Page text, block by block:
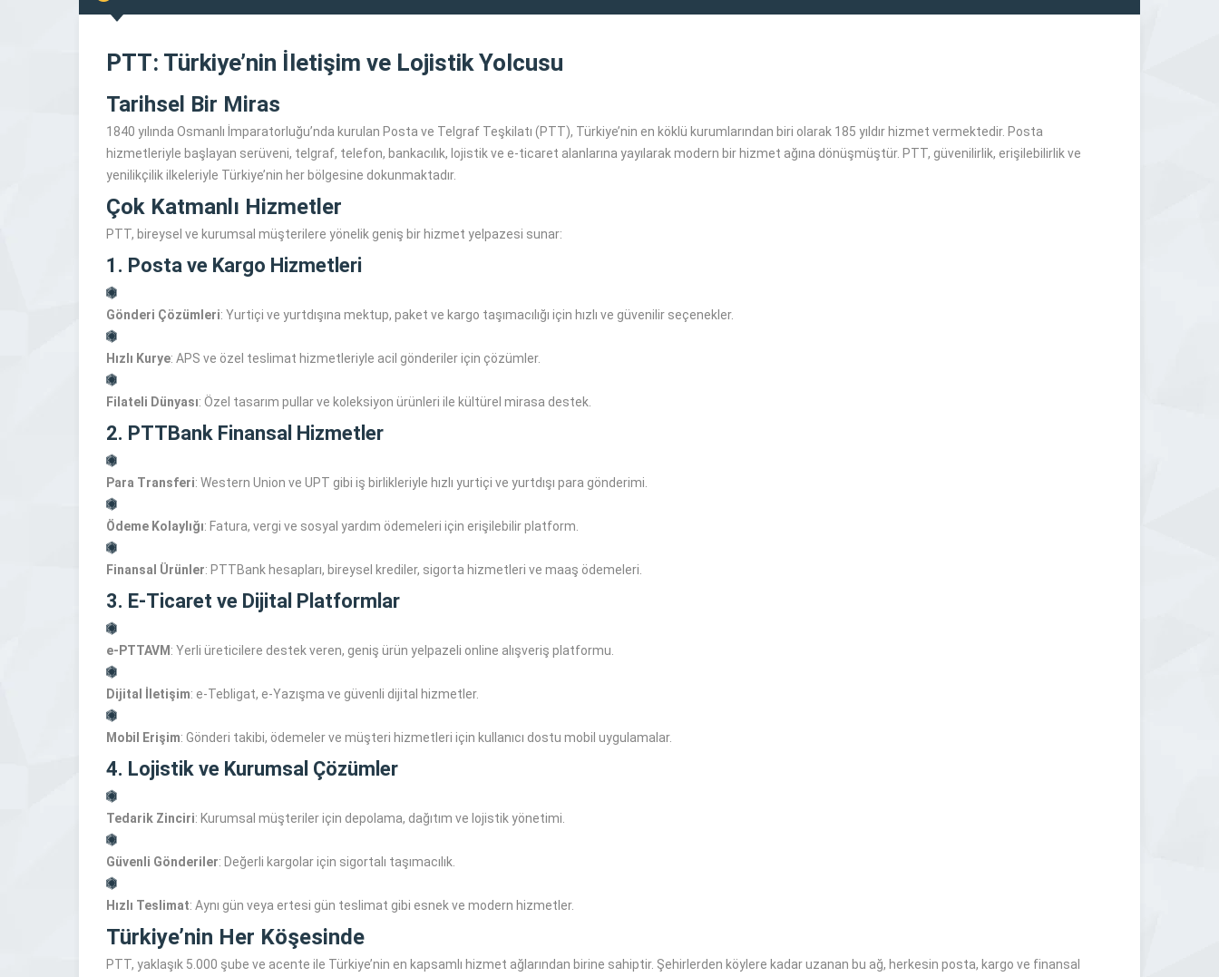
PTT: Türkiye’nin İletişim ve Lojistik Yolcusu
Tarihsel Bir Miras
1840 yılında Osmanlı İmparatorluğu’nda kurulan Posta ve Telgraf Teşkilatı (PTT), Türkiye’nin en köklü kurumlarından biri olarak 185 yıldır hizmet vermektedir. Posta
hizmetleriyle başlayan serüveni, telgraf, telefon, bankacılık, lojistik ve e-ticaret alanlarına yayılarak modern bir hizmet ağına dönüşmüştür. PTT, güvenilirlik, erişilebilirlik ve
yenilikçilik ilkeleriyle Türkiye’nin her bölgesine dokunmaktadır.
Çok Katmanlı Hizmetler
PTT, bireysel ve kurumsal müşterilere yönelik geniş bir hizmet yelpazesi sunar:
1. Posta ve Kargo Hizmetleri
Gönderi Çözümleri: Yurtiçi ve yurtdışına mektup, paket ve kargo taşımacılığı için hızlı ve güvenilir seçenekler.
Hızlı Kurye: APS ve özel teslimat hizmetleriyle acil gönderiler için çözümler.
Filateli Dünyası: Özel tasarım pullar ve koleksiyon ürünleri ile kültürel mirasa destek.
2. PTTBank Finansal Hizmetler
Para Transferi: Western Union ve UPT gibi iş birlikleriyle hızlı yurtiçi ve yurtdışı para gönderimi.
Ödeme Kolaylığı: Fatura, vergi ve sosyal yardım ödemeleri için erişilebilir platform.
Finansal Ürünler: PTTBank hesapları, bireysel krediler, sigorta hizmetleri ve maaş ödemeleri.
3. E-Ticaret ve Dijital Platformlar
e-PTTAVM : Yerli üreticilere destek veren, geniş ürün yelpazeli online alışveriş platformu.
Dijital İletişim: e-Tebligat, e-Yazışma ve güvenli dijital hizmetler.
Mobil Erişim: Gönderi takibi, ödemeler ve müşteri hizmetleri için kullanıcı dostu mobil uygulamalar.
4. Lojistik ve Kurumsal Çözümler
Tedarik Zinciri: Kurumsal müşteriler için depolama, dağıtım ve lojistik yönetimi.
Güvenli Gönderiler: Değerli kargolar için sigortalı taşımacılık.
Hızlı Teslimat: Aynı gün veya ertesi gün teslimat gibi esnek ve modern hizmetler.
Türkiye’nin Her Köşesinde
PTT, yaklaşık 5.000 şube ve acente ile Türkiye’nin en kapsamlı hizmet ağlarından birine sahiptir. Şehirlerden köylere kadar uzanan bu ağ, herkesin posta, kargo ve finansal